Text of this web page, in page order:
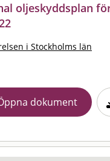
oljeskyddsplan
i Stockholms län
dokument